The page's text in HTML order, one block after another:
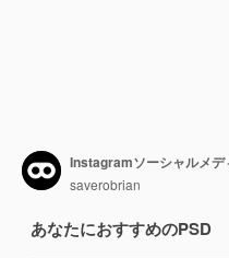
Instagramソーシャルメデ
saverobrian
あなたにおすすめのPSD